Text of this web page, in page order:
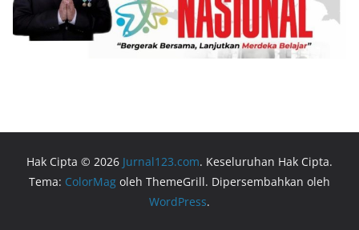
Hak Cipta © 2026 Jurnal123.com. Keseluruhan Hak Cipta.
Tema: ColorMag oleh ThemeGrill. Dipersembahkan oleh
WordPress.